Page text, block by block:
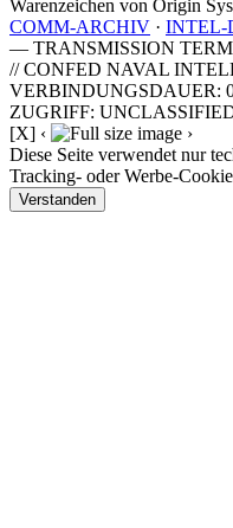
Warenzeichen von Origin
COMM-ARCHIV · INTEL-
— TRANSMISSION
// CONFED NAVAL
VERBINDUNGSDAUER:
ZUGRIFF:
[X] ‹
›
Diese Seite verwendet nur
Tracking- oder Werbe-
Verstanden